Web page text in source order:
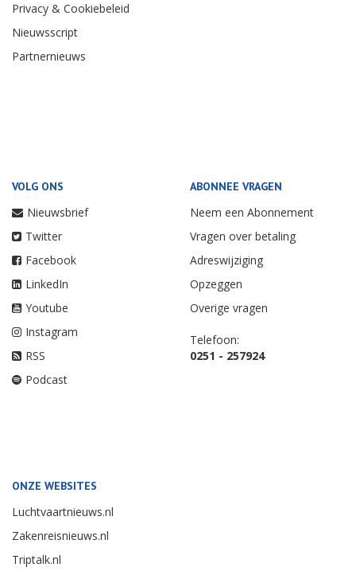
Privacy & Cookiebeleid
Nieuwsscript
Partnernieuws
VOLG ONS
Nieuwsbrief
Twitter
Facebook
LinkedIn
Youtube
Instagram
RSS
Podcast
ABONNEE VRAGEN
Neem een Abonnement
Vragen over betaling
Adreswijziging
Opzeggen
Overige vragen
Telefoon:
0251 - 257924
ONZE WEBSITES
Luchtvaartnieuws.nl
Zakenreisnieuws.nl
Triptalk.nl